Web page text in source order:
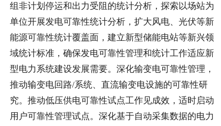
组非计划停运和出力受阻的统计分析，探索以场站为
单位开展发电可靠性统计分析，扩大风电、光伏等新
能源可靠性统计覆盖面，建立新型储能电站等新兴领
域统计标准，确保发电可靠性管理和统计工作适应新
型电力系统建设发展需要。深化输变电可靠性管理，
推动输变电回路/系统、直流输变电设施的可靠性研
究。推动低压供电可靠性试点工作见成效，适时启动
用户可靠性管理试点。深化基于自动采集数据的电力